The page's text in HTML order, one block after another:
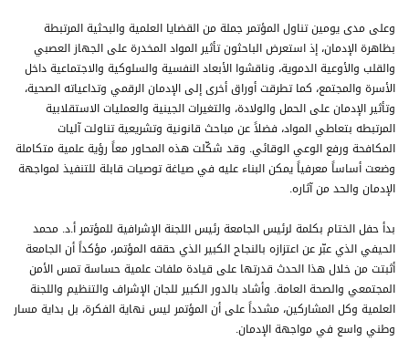
وعلى مدى يومين تناول المؤتمر جملة من القضايا العلمية والبحثية المرتبطة
بظاهرة الإدمان، إذ استعرض الباحثون تأثير المواد المخدرة على الجهاز العصبي
والقلب والأوعية الدموية، وناقشوا الأبعاد النفسية والسلوكية والاجتماعية داخل
الأسرة والمجتمع، كما تطرقت أوراق أخرى إلى الإدمان الرقمي وتداعياته الصحية،
وتأثير الإدمان على الحمل والولادة، والتغيرات الجينية والعمليات الاستقلابية
المرتبطه بتعاطي المواد، فضلاً عن مباحث قانونية وتشريعية تناولت آليات
المكافحة ورفع الوعي الوقائي. وقد شكّلت هذه المحاور معاً رؤية علمية متكاملة
وضعت أساساً معرفياً يمكن البناء عليه في صياغة توصيات قابلة للتنفيذ لمواجهة
الإدمان والحد من آثاره.
بدأ حفل الختام بكلمة لرئيس الجامعة رئيس اللجنة الإشرافية للمؤتمر أ.د. محمد
الحيفي الذي عبّر عن اعتزازه بالنجاح الكبير الذي حققه المؤتمر، مؤكداً أن الجامعة
أثبتت من خلال هذا الحدث قدرتها على قيادة ملفات علمية حساسة تمس الأمن
المجتمعي والصحة العامة. وأشاد بالدور الكبير للجان الإشراف والتنظيم واللجنة
العلمية وكل المشاركين، مشدداً على أن المؤتمر ليس نهاية الفكرة، بل بداية مسار
وطني واسع في مواجهة الإدمان.